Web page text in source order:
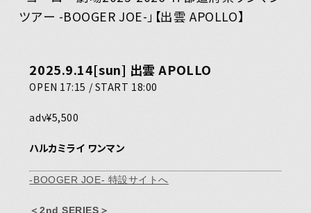
VIDEO
GOODS
HOME
Official X Instagram YouTube
Spotify
ツアー -BOOGER JOE-」【出雲 APOLLO】
2025.9.14[sun] 出雲 APOLLO
OPEN 17:15 / START 18:00
adv¥5,500
ハルカミライ ワンマン
-BOOGER JOE- 特設サイトへ
＜2nd SERIES＞